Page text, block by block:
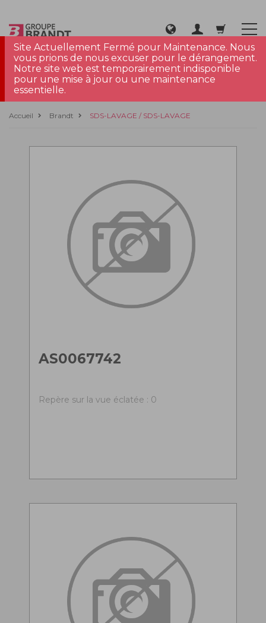
Site Actuellement Fermé pour Maintenance. Nous
vous prions de nous excuser pour le dérangement.
Notre site web est temporairement indisponible
pour une mise à jour ou une maintenance
essentielle.
Accueil Brandt SDS-LAVAGE / SDS-LAVAGE
AS0067742
Repère sur la vue éclatée : 0